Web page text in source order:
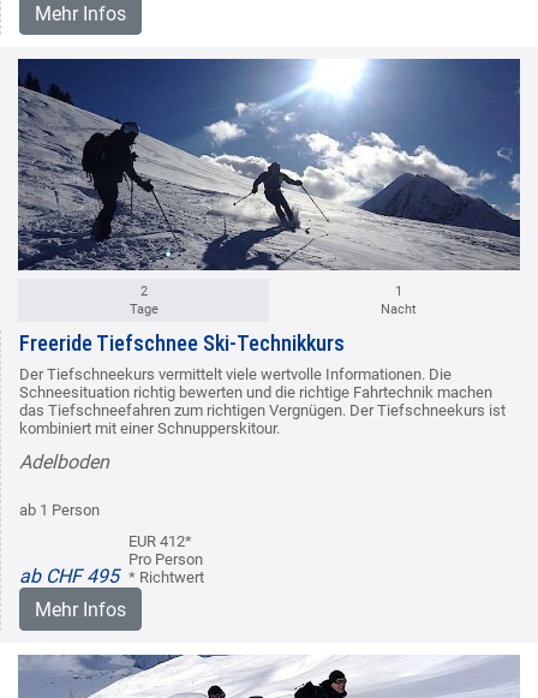
Mehr Infos
2
Tage
1
Nacht
Freeride Tiefschnee Ski-Technikkurs
Der Tiefschneekurs vermittelt viele wertvolle Informationen. Die
Schneesituation richtig bewerten und die richtige Fahrtechnik machen
das Tiefschneefahren zum richtigen Vergnügen. Der Tiefschneekurs ist
kombiniert mit einer Schnupperskitour.
Adelboden
ab 1 Person
ab CHF 495
EUR 412*
Pro Person
* Richtwert
Mehr Infos